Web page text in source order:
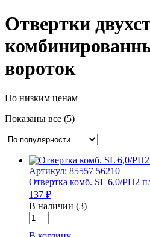
Отвертки
вороток
По низким ценам
Показаны все (5)
Артикул: 85557 56210
Отвертка комб. SL 6,0/PH2
137 ₽
В наличии (3)
Количество
товара